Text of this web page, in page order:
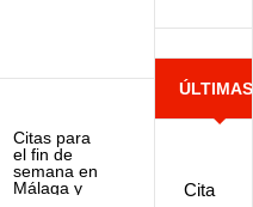
Citas para
el fin de
semana en
Málaga y
ÚLTIMAS
Cita